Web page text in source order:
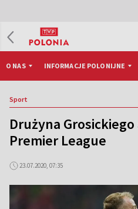
O NAS INFORMACJE POLONIJNE
Sport
Drużyna
Premier League
23.07.2020, 07:35